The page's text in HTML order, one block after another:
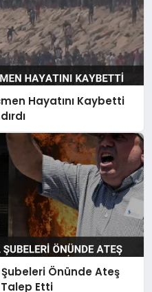
Hayatını Kaybetti
Önünde Ateş
Talep Etti